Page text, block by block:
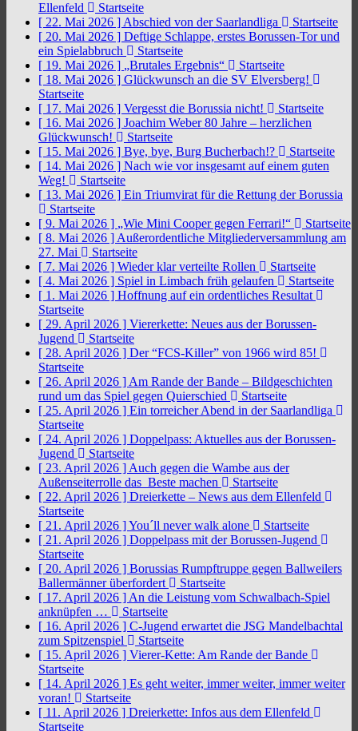
Ellenfeld
Startseite
[ 22. Mai 2026 ] Abschied von der Saarlandliga
Startseite
[ 20. Mai 2026 ] Deftige Schlappe, erstes Borussen-Tor und
ein Spielabbruch
Startseite
[ 19. Mai 2026 ] „Brutales Ergebnis“
Startseite
[ 18. Mai 2026 ] Glückwunsch an die SV Elversberg!
Startseite
[ 17. Mai 2026 ] Vergesst die Borussia nicht!
Startseite
[ 16. Mai 2026 ] Joachim Weber 80 Jahre – herzlichen
Glückwunsch!
Startseite
[ 15. Mai 2026 ] Bye, bye, Burg Bucherbach!?
Startseite
[ 14. Mai 2026 ] Nach wie vor insgesamt auf einem guten
Weg!
Startseite
[ 13. Mai 2026 ] Ein Triumvirat für die Rettung der Borussia
Startseite
[ 9. Mai 2026 ] „Wie Mini Cooper gegen Ferrari!“
Startseite
[ 8. Mai 2026 ] Außerordentliche Mitgliederversammlung am
27. Mai
Startseite
[ 7. Mai 2026 ] Wieder klar verteilte Rollen
Startseite
[ 4. Mai 2026 ] Spiel in Limbach früh gelaufen
Startseite
[ 1. Mai 2026 ] Hoffnung auf ein ordentliches Resultat
Startseite
[ 29. April 2026 ] Viererkette: Neues aus der Borussen-
Jugend
Startseite
[ 28. April 2026 ] Der “FCS-Killer” von 1966 wird 85!
Startseite
[ 26. April 2026 ] Am Rande der Bande – Bildgeschichten
rund um das Spiel gegen Quierschied
Startseite
[ 25. April 2026 ] Ein torreicher Abend in der Saarlandliga
Startseite
[ 24. April 2026 ] Doppelpass: Aktuelles aus der Borussen-
Jugend
Startseite
[ 23. April 2026 ] Auch gegen die Wambe aus der
Außenseiterrolle das Beste machen
Startseite
[ 22. April 2026 ] Dreierkette – News aus dem Ellenfeld
Startseite
[ 21. April 2026 ]You´ll never walk alone
Startseite
[ 21. April 2026 ] Doppelpass mit der Borussen-Jugend
Startseite
[ 20. April 2026 ] Borussias Rumpftruppe gegen Ballweilers
Ballermänner überfordert
Startseite
[ 17. April 2026 ] An die Leistung vom Schwalbach-Spiel
anknüpfen …
Startseite
[ 16. April 2026 ] C-Jugend erwartet die JSG Mandelbachtal
zum Spitzenspiel
Startseite
[ 15. April 2026 ] Vierer-Kette: Am Rande der Bande
Startseite
[ 14. April 2026 ] Es geht weiter, immer weiter, immer weiter
voran!
Startseite
[ 11. April 2026 ] Dreierkette: Infos aus dem Ellenfeld
Startseite